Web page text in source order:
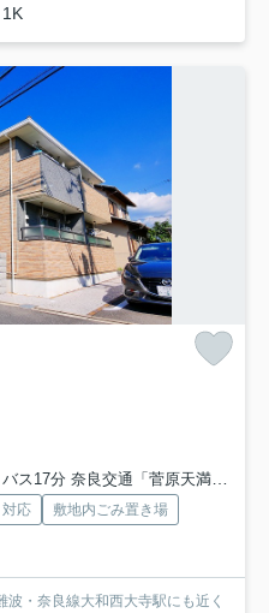
交通「菅原天満宮（奈良県）」 停歩4分
応
敷地内ごみ置き場
・奈良線大和西大寺駅にも近く